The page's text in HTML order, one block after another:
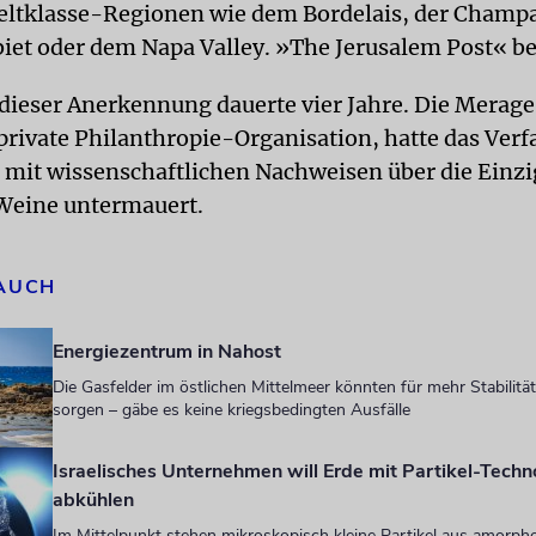
Regionen wie dem Bordelais, der
oder dem Napa Valley. »The Jerusalem Post«
Anerkennung dauerte vier Jahre. Die
Philanthropie-Organisation, hatte das
wissenschaftlichen Nachweisen über die
untermauert.
Energiezentrum in Nahost
Die Gasfelder im östlichen Mittelmeer könnten für mehr
sorgen – gäbe es keine kriegsbedingten Ausfälle
Israelisches Unternehmen will Erde mit Partikel-
abkühlen